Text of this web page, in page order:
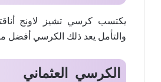
يكتسب كرسي تشيز لاونج
والتأمل يعد ذلك الكرسي أفضل
الكرسي العثماني